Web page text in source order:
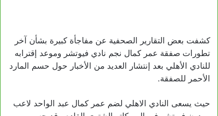
كشفت بعض التقارير الصحفية عن مفاجأة كبيرة بشأن آخر
تطورات صفقة عمر كمال نجم نادي فيوتشر وموعد إقترابه
للنادي الأهلي بعد إنتشار العديد من الأخبار حول حسم المارد
الأحمر للصفقة.
حيث يسعى النادي الاهلي لضم عمر كمال عبد الواحد لاعب